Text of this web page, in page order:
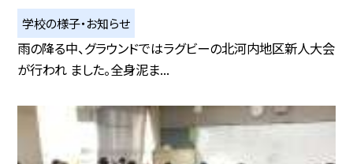
学校の様子・お知らせ
雨の降る中、グラウンドではラグビーの北河内地区新人大会
が行われ ました。全身泥ま...